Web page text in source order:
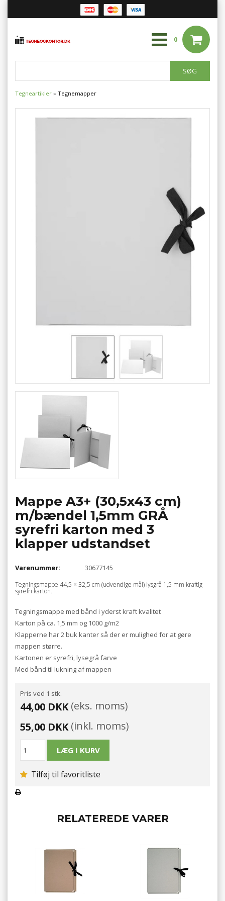
0
Tegneartikler » Tegnemapper
Mappe A3+ (30,5x43 cm)
m/bændel 1,5mm GRÅ
syrefri karton med 3
klapper udstandset
Varenummer: 30677145
Tegningsmappe 44,5 × 32,5 cm (udvendige mål) lysgrå 1,5 mm kraftig
syrefri karton.
Tegningsmappe med bånd i yderst kraft kvalitet
Karton på ca. 1,5 mm og 1000 g/m2
Klapperne har 2 buk kanter så der er mulighed for at gøre
mappen større.
Kartonen er syrefri, lysegrå farve
Med bånd til lukning af mappen
Pris ved 1 stk.
44,00 DKK(eks. moms)
55,00 DKK(inkl. moms)
Tilføj til favoritliste
RELATEREDE VARER